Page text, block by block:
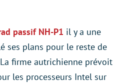
passif NH-P1 il y a une
ses plans pour le reste de
firme autrichienne prévoit
les processeurs Intel sur